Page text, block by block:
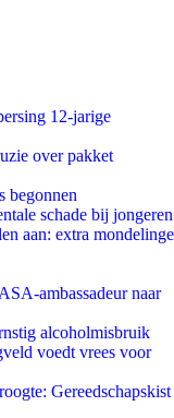
12-jarige
over pakket
begonnen
schade bij jongeren
aan: extra mondelinge
ambassadeur naar
alcoholmisbruik
voedt vrees voor
Gereedschapskist